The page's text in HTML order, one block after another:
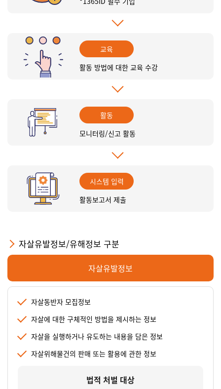
교육
활동 방법에 대한 교육 수강
활동
모니터링/신고 활동
시스템 입력
활동보고서 제출
자살유발정보/유해정보 구분
자살유발정보
자살동반자 모집정보
자살에 대한 구체적인 방법을 제시하는 정보
자살을 실행하거나 유도하는 내용을 담은 정보
자살위해물건의 판매 또는 활용에 관한 정보
법적 처벌 대상